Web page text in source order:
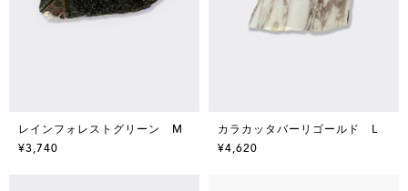
レインフォレストグリーン M
¥3,740
カラカッタバーリゴールド L
¥4,620